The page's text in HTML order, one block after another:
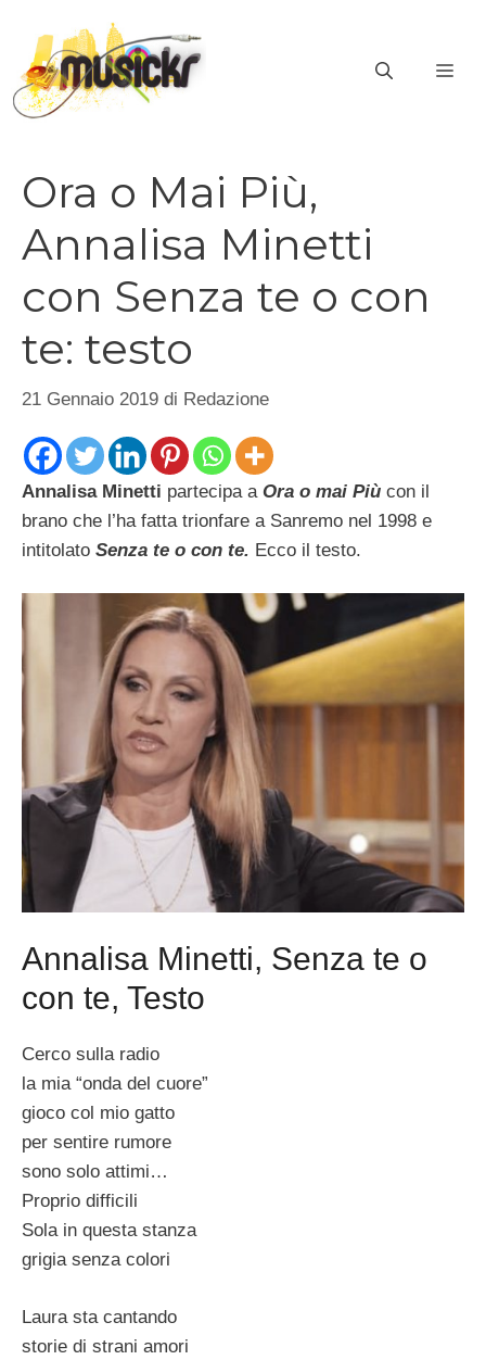
contenuto
Ora o Mai Più,
Annalisa Minetti
con Senza te o con
te: testo
21 Gennaio 2019 di Redazione
Annalisa Minetti partecipa a Ora o mai Più con il
brano che l’ha fatta trionfare a Sanremo nel 1998 e
intitolato Senza te o con te. Ecco il testo.
Annalisa Minetti, Senza te o
con te, Testo
Cerco sulla radio
la mia “onda del cuore”
gioco col mio gatto
per sentire rumore
sono solo attimi…
Proprio difficili
Sola in questa stanza
grigia senza colori
Laura sta cantando
storie di strani amori